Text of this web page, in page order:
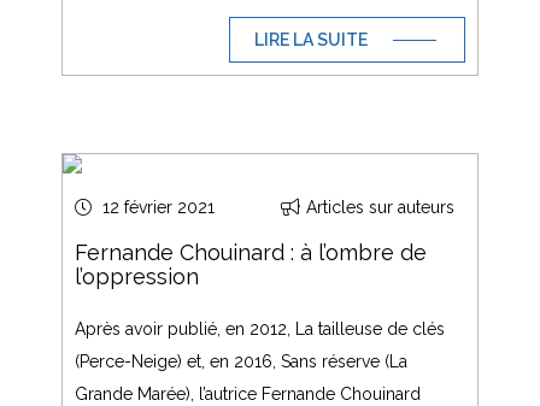
LIRE LA SUITE
12 février 2021 Articles sur auteurs
Fernande Chouinard : à l’ombre de
l’oppression
Après avoir publié, en 2012, La tailleuse de clés
(Perce-Neige) et, en 2016, Sans réserve (La
Grande Marée), l’autrice Fernande Chouinard